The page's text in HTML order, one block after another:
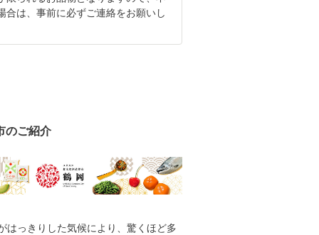
合は、事前に必ずご連絡をお願いし
のご紹介
っきりした気候により、驚くほど多